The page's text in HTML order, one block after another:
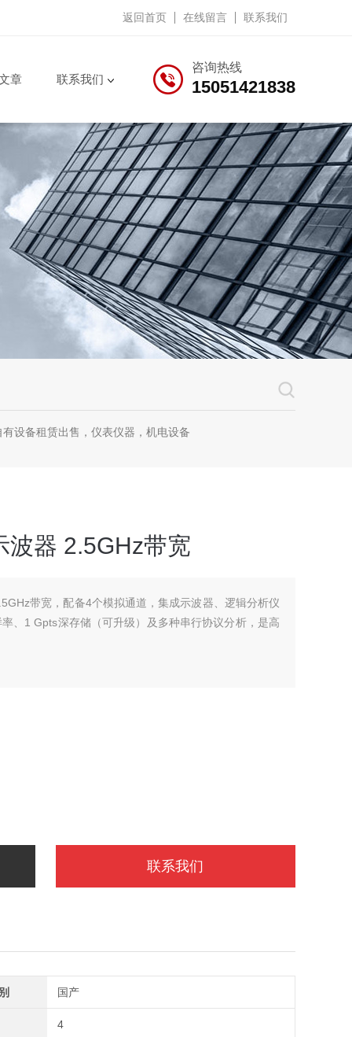
返回首页 在线留言 联系我们
咨询热线
15051421838
章 联系我们
有设备租赁出售，仪表仪器，机电设备
波器 2.5GHz带宽
带宽，配备4个模拟通道，集成示波器、逻辑分析仪
、1 Gpts深存储（可升级）及多种串行协议分析，是高
联系我们
国产
4